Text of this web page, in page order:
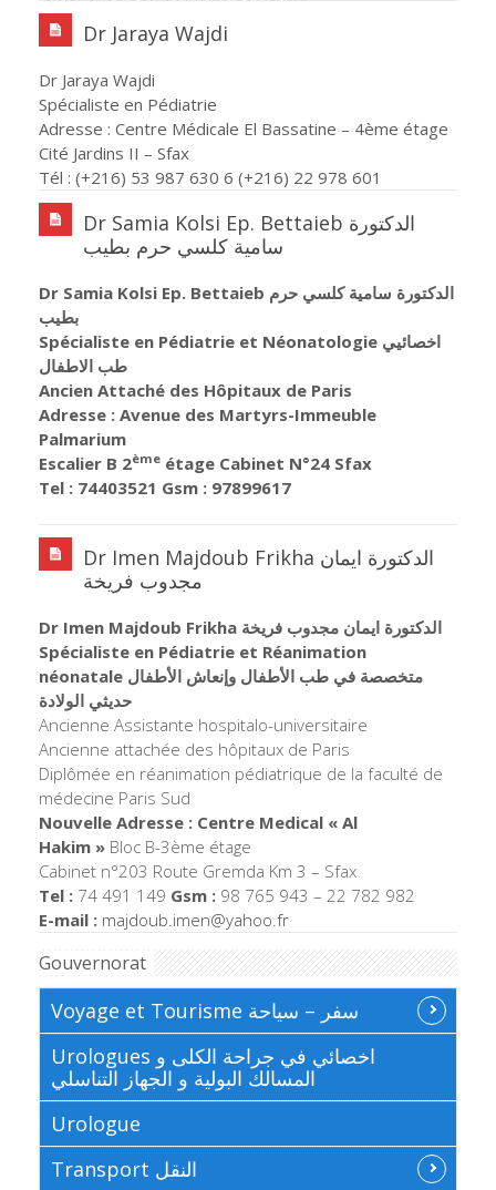
Dr Jaraya Wajdi
Dr Jaraya Wajdi
Spécialiste en Pédiatrie
Adresse : Centre Médicale El Bassatine – 4ème étage
Cité Jardins II – Sfax
Tél : (+216) 53 987 630 6 (+216) 22 978 601
Dr Samia Kolsi Ep. Bettaieb الدكتورة
سامية كلسي حرم بطيب
Dr Samia Kolsi Ep. Bettaieb الدكتورة سامية كلسي حرم
بطيب
Spécialiste en Pédiatrie et Néonatologie اخصائيي
طب الاطفال
Ancien Attaché des Hôpitaux de Paris
Adresse : Avenue des Martyrs-Immeuble
Palmarium
Escalier B 2ème étage Cabinet N°24 Sfax
Tel : 74403521 Gsm : 97899617
Dr Imen Majdoub Frikha الدكتورة ايمان
مجدوب فريخة
Dr Imen Majdoub Frikha الدكتورة ايمان مجدوب فريخة
Spécialiste en Pédiatrie et Réanimation
néonatale متخصصة في طب الأطفال وإنعاش الأطفال
حديثي الولادة
Ancienne Assistante hospitalo-universitaire
Ancienne attachée des hôpitaux de Paris
Diplômée en réanimation pédiatrique de la faculté de
médecine Paris Sud
Nouvelle Adresse : Centre Medical « Al
Hakim » Bloc B-3ème étage
Cabinet n°203 Route Gremda Km 3 – Sfax
Tel : 74 491 149 Gsm : 98 765 943 – 22 782 982
E-mail : majdoub.imen@yahoo.fr
Gouvernorat
Voyage et Tourisme سفر – سياحة
Urologues اخصائي في جراحة الكلى و
المسالك البولية و الجهاز التناسلي
Urologue
Transport النقل